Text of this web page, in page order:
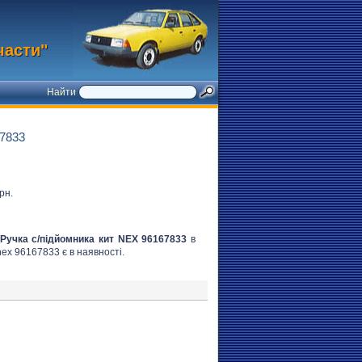
Найти
Ручка с/підйомника кит NEX 96167833 в
96167833 є в наявності.